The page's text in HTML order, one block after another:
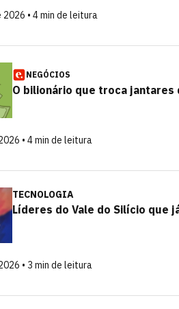
• 4 min de leitura
NEGÓCIOS
O bilionário que troca jantares
• 4 min de leitura
TECNOLOGIA
Líderes do Vale do Silício que
• 3 min de leitura